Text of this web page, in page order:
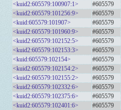
<kuid2:605579:100907:1>
#605579
<kuid2:605579:101256:9>
#605579
<kuid:605579:101907>
#605579
<kuid2:605579:101960:9>
#605579
<kuid2:605579:102152:5>
#605579
<kuid2:605579:102153:3>
#605579
<kuid:605579:102154>
#605579
<kuid2:605579:102154:2>
#605579
<kuid2:605579:102155:2>
#605579
<kuid2:605579:102332:6>
#605579
<kuid2:605579:102375:6>
#605579
<kuid2:605579:102401:6>
#605579